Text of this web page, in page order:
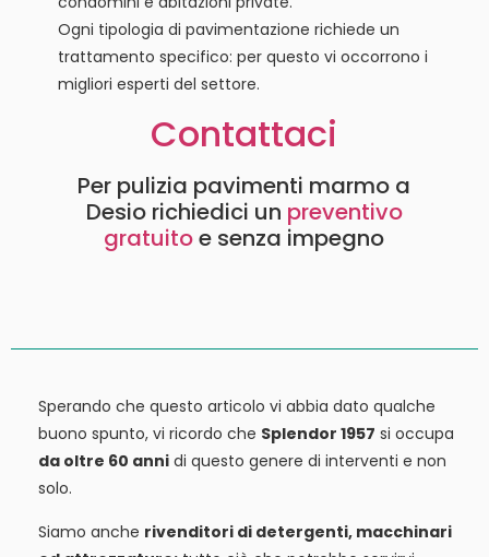
Ogni tipologia di pavimentazione richiede un
trattamento specifico: per questo vi occorrono i
migliori esperti del settore.
Contattaci
Per pulizia pavimenti marmo a
Desio richiedici un preventivo
gratuitoe senza impegno
Sperando che questo articolo vi abbia dato qualche
buono spunto, vi ricordo che Splendor 1957 si occupa
da oltre 60 anni di questo genere di interventi e non
solo.
Siamo anche rivenditori di detergenti, macchinari